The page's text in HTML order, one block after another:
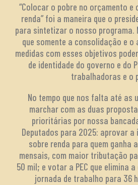
“Colocar o pobre no orçamento e
renda” foi a maneira que o
para sintetizar o nosso programa.
que somente a consolidação e o
medidas com esses objetivos
de identidade do governo e do
trabalhadoras e o
No tempo que nos falta até as
marchar com as duas
prioritárias por nossa
Deputados para 2025: aprovar a
sobre renda para quem ganha
mensais, com maior tributação
50 mil; e votar a PEC que elimina
jornada de trabalho para 36